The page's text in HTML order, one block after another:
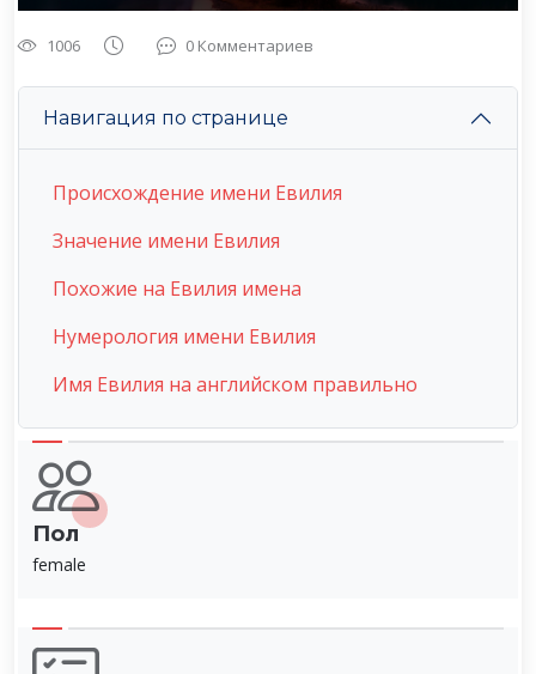
1006 0 Комментариев
Навигация по странице
Происхождение имени Евилия
Значение имени Евилия
Похожие на Евилия имена
Нумерология имени Евилия
Имя Евилия на английском правильно
Пол
female